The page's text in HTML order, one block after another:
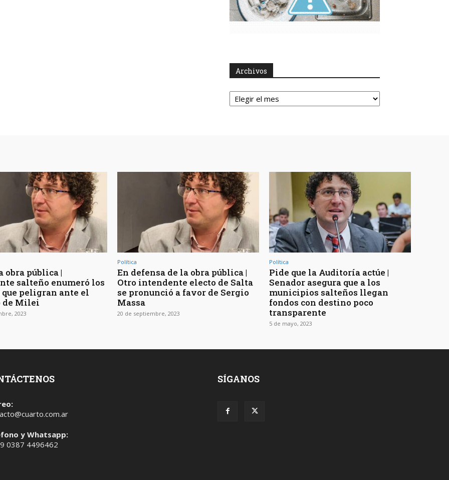
Archivos
Archivos
obra pública |
salteño enumeró los
que peligran ante el
de Milei
2023
Política
En defensa de la obra pública |
Otro intendente electo de Salta
se pronunció a favor de Sergio
Massa
20 de septiembre, 2023
Política
Pide que la Auditoría actúe |
Senador asegura que a los
municipios salteños llegan
fondos con destino poco
transparente
5 de mayo, 2023
y Whatsapp:
0387 4496462
SÍGANOS